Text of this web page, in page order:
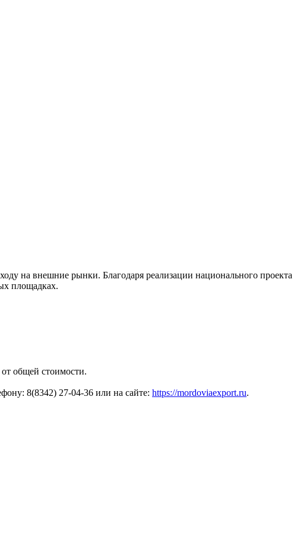
на внешние рынки. Благодаря реализации национального проекта
площадках.
от общей стоимости.
8(8342) 27-04-36 или на сайте: https://mordoviaexport.ru.